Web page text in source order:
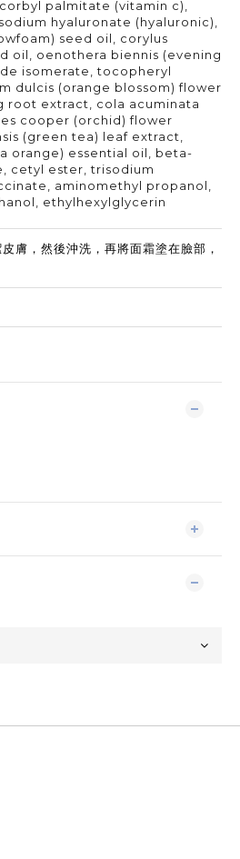
palmitate (vitamin c),
hyaluronate (hyaluronic),
seed oil, corylus
oil, oenothera biennis (evening
isomerate, tocopheryl
dulcis (orange blossom) flower
root extract, cola acuminata
cooper (orchid) flower
(green tea) leaf extract,
orange) essential oil, beta-
cetyl ester, trisodium
aminomethyl propanol,
ethylhexylglycerin
膚，然後沖洗，再將面霜塗在臉部，